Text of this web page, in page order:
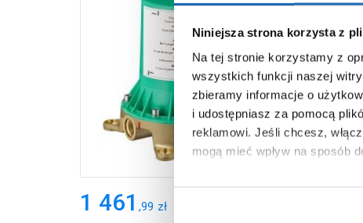
Niniejsza strona korzysta z
Na tej stronie korzystamy z
wszystkich funkcji naszej
zbieramy informacje o
i udostępniasz za pomocą
reklamowi. Jeśli chcesz,
mogą mieć wpływ na sposób
Aby uzyskać więcej informacji
1 461 ,99 zł